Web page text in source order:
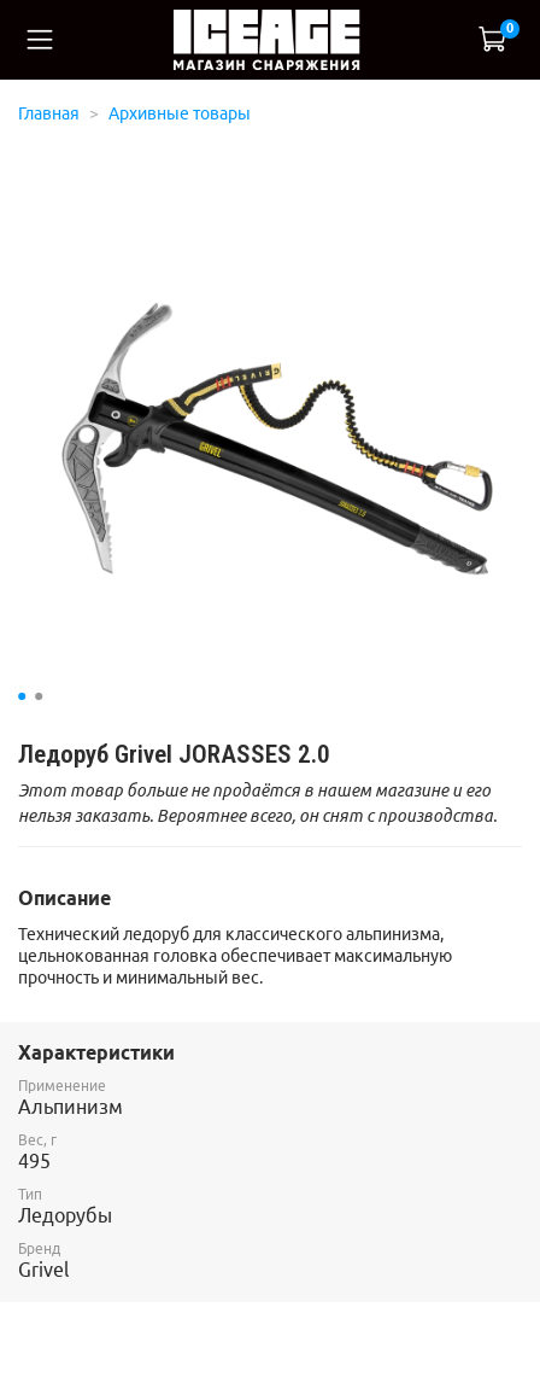
0
Главная Архивные товары
Ледоруб Grivel JORASSES 2.0
Этот товар больше не продаётся в нашем магазине и его
нельзя заказать. Вероятнее всего, он снят с производства.
Описание
Технический ледоруб для классического альпинизма,
цельнокованная головка обеспечивает максимальную
прочность и минимальный вес.
Характеристики
Применение
Альпинизм
Вес, г
495
Тип
Ледорубы
Бренд
Grivel